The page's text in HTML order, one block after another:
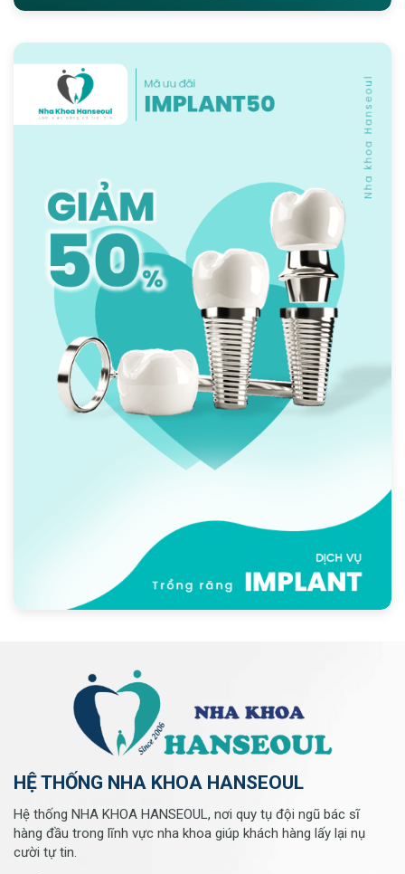
HỆ THỐNG NHA KHOA HANSEOUL
Hệ thống NHA KHOA HANSEOUL, nơi quy tụ đội ngũ bác sĩ
hàng đầu trong lĩnh vực nha khoa giúp khách hàng lấy lại nụ
cười tự tin.